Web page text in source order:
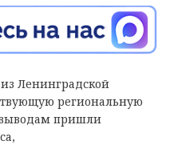
Ленинградской
региональную
пришли